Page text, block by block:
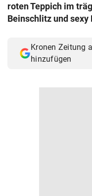
roten Teppich im
Beinschlitz und sexy
Kronen Zeitung
hinzufügen